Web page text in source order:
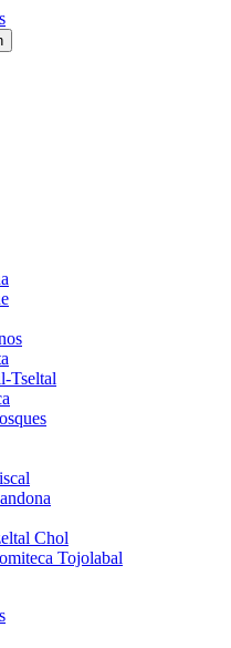
Tseltal
Chol
Tojolabal